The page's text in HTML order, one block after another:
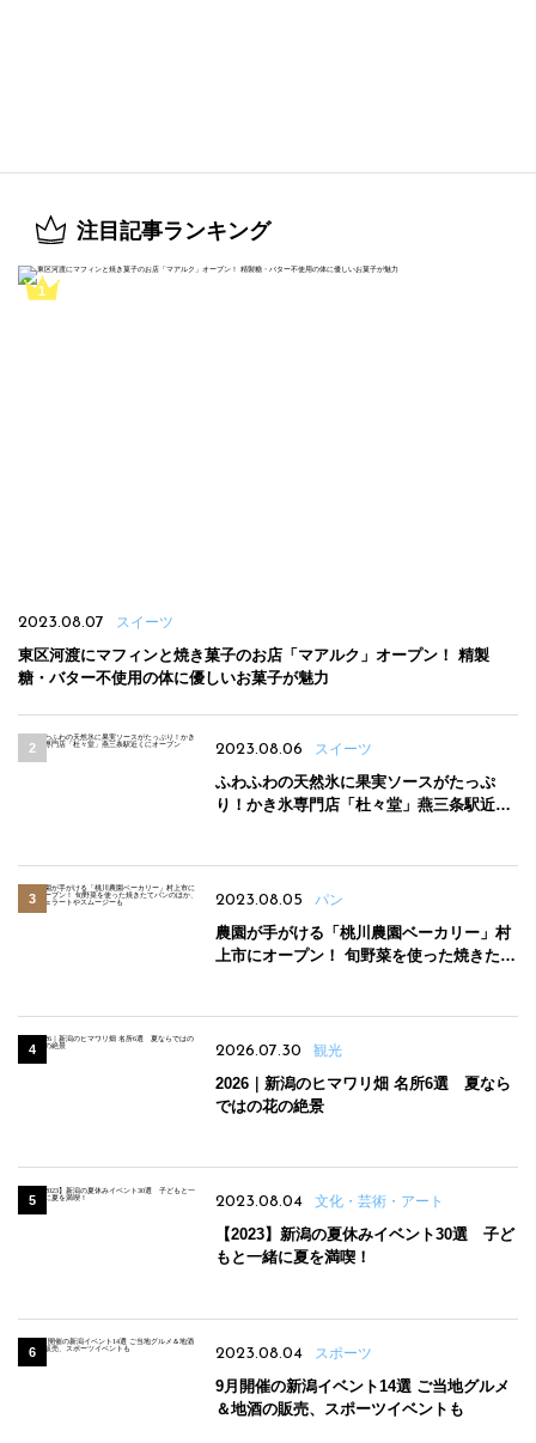
注目記事ランキング
2023.08.07 スイーツ
東区河渡にマフィンと焼き菓子のお店「マアルク」オープン！ 精製
糖・バター不使用の体に優しいお菓子が魅力
2023.08.06 スイーツ
ふわふわの天然氷に果実ソースがたっぷ
り！かき氷専門店「杜々堂」燕三条駅近く
2023.08.05 パン
農園が手がける「桃川農園ベーカリー」村
上市にオープン！ 旬野菜を使った焼きたて
2026.07.30 観光
2026｜新潟のヒマワリ畑 名所6選 夏なら
ではの花の絶景
2023.08.04 文化・芸術・アート
【2023】新潟の夏休みイベント30選 子ど
もと一緒に夏を満喫！
2023.08.04 スポーツ
9月開催の新潟イベント14選 ご当地グルメ
＆地酒の販売、スポーツイベントも